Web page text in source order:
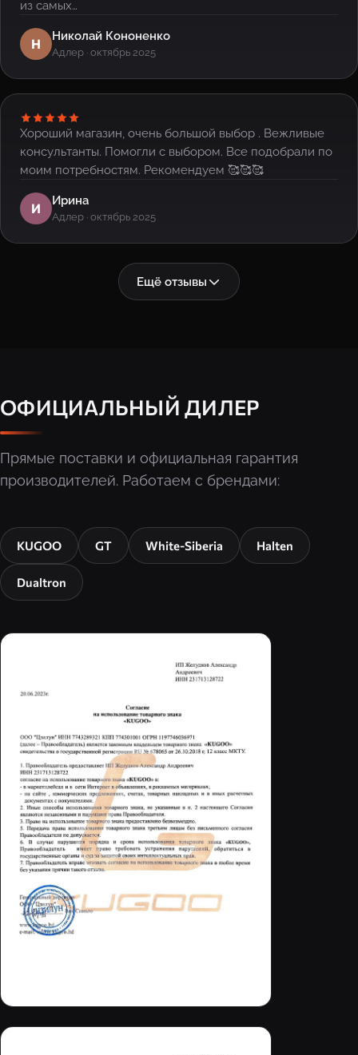
из самых…
Н Николай Кононенко
Адлер · октябрь 2025
Хороший магазин, очень большой выбор . Вежливые
консультанты. Помогли с выбором. Все подобрали по
моим потребностям. Рекомендуем 🥰🥰🥰
И Ирина
Адлер · октябрь 2025
Ещё отзывы
ОФИЦИАЛЬНЫЙ ДИЛЕР
Прямые поставки и официальная гарантия
производителей. Работаем с брендами:
KUGOO GT White-Siberia Halten
Dualtron